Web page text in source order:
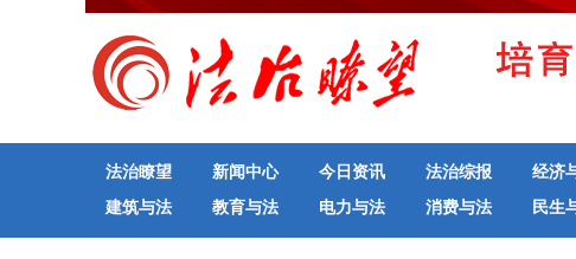
法治瞭望 新闻中心 今日资讯 法治综报 经济
建筑与法
教育与法 电力与法 消费与法 民生
地方法治联播
律师律所